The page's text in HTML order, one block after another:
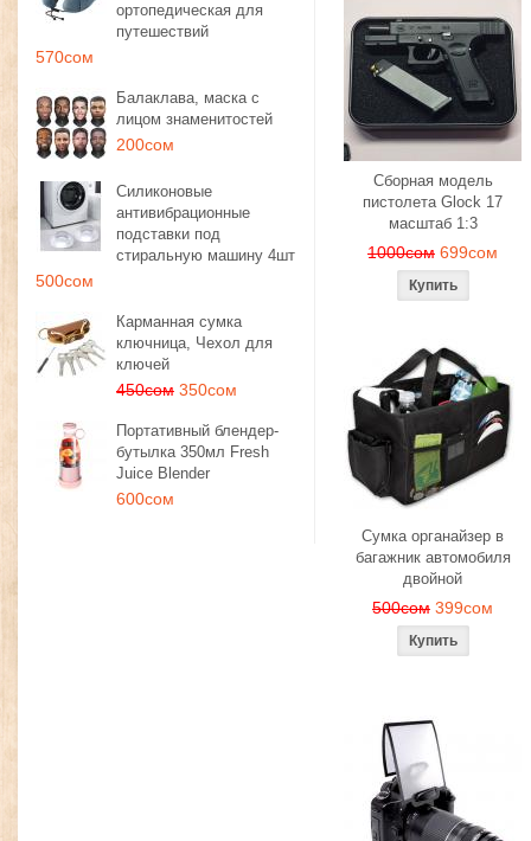
ортопедическая для
путешествий
570сом
Балаклава, маска с
лицом знаменитостей
200сом
Силиконовые
антивибрационные
подставки под
стиральную машину 4шт
500сом
Карманная сумка
ключница, Чехол для
ключей
450сом 350сом
Портативный блендер-
бутылка 350мл Fresh
Juice Blender
600сом
Сборная модель
пистолета Glock 17
масштаб 1:3
1000сом 699сом
Сумка органайзер в
багажник автомобиля
двойной
500сом 399сом